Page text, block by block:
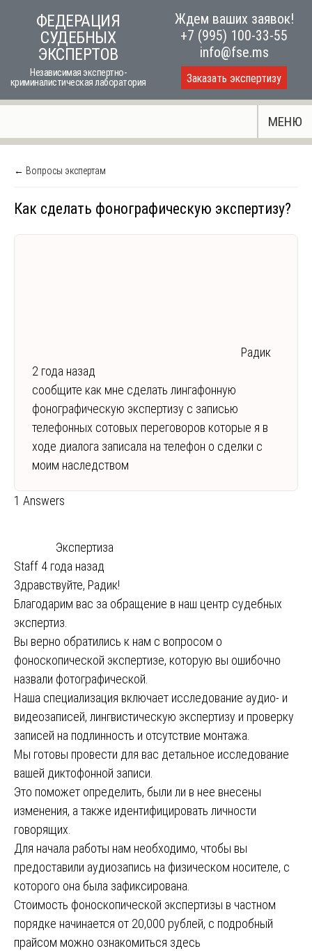
ФЕДЕРАЦИЯ
СУДЕБНЫХ
ЭКСПЕРТОВ
Независимая экспертно-
криминалистическая лаборатория
Ждем ваших заявок!
+7 (995) 100-33-55
info@fse.ms
Заказать экспертизу
МЕНЮ
← Вопросы экспертам
Как сделать фонографическую экспертизу?
Радик
2 года назад
сообщите как мне сделать лингафонную
фонографическую экспертизу с записью
телефонных сотовых переговоров которые я в
ходе диалога записала на телефон о сделки с
моим наследством
1 Answers
Экспертиза
Staff 4 года назад
Здравствуйте, Радик!
Благодарим вас за обращение в наш центр судебных
экспертиз.
Вы верно обратились к нам с вопросом о
фоноскопической экспертизе, которую вы ошибочно
назвали фотографической.
Наша специализация включает исследование аудио- и
видеозаписей, лингвистическую экспертизу и проверку
записей на подлинность и отсутствие монтажа.
Мы готовы провести для вас детальное исследование
вашей диктофонной записи.
Это поможет определить, были ли в нее внесены
изменения, а также идентифицировать личности
говорящих.
Для начала работы нам необходимо, чтобы вы
предоставили аудиозапись на физическом носителе, с
которого она была зафиксирована.
Стоимость фоноскопической экспертизы в частном
порядке начинается от 20,000 рублей, с подробный
прайсом можно ознакомиться здесь